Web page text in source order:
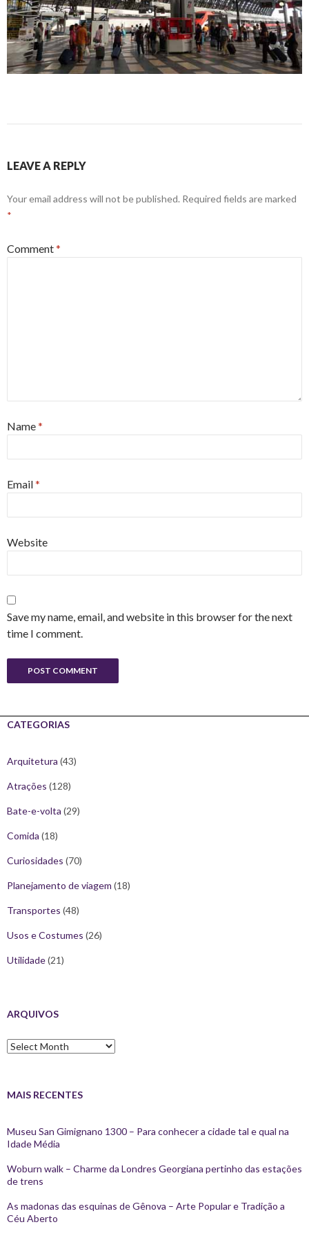
LEAVE A REPLY
Your email address will not be published. Required fields are marked
*
Comment*
Name*
Email*
Website
Save my name, email, and website in this browser for the next
time I comment.
CATEGORIAS
Arquitetura (43)
Atrações (128)
Bate-e-volta (29)
Comida (18)
Curiosidades (70)
Planejamento de viagem (18)
Transportes (48)
Usos e Costumes (26)
Utilidade(21)
ARQUIVOS
Arquivos
MAIS RECENTES
Museu San Gimignano 1300 – Para conhecer a cidade tal e qual na
Idade Média
Woburn walk – Charme da Londres Georgiana pertinho das estações
de trens
As madonas das esquinas de Gênova – Arte Popular e Tradição a
Céu Aberto